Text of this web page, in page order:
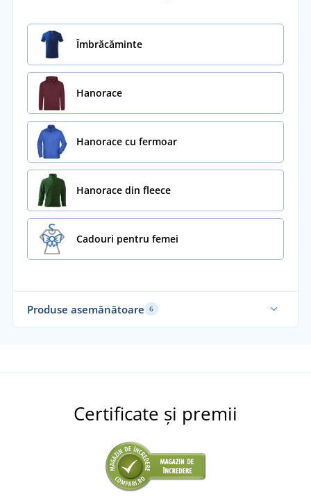
Îmbrăcăminte
Hanorace
Hanorace cu fermoar
Hanorace din fleece
Cadouri pentru femei
Produse asemănătoare 6
Certificate și premii